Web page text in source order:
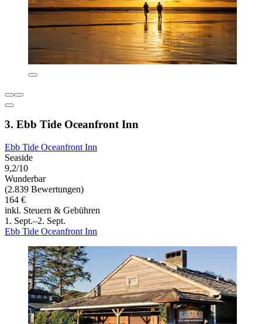
3. Ebb Tide Oceanfront Inn
Ebb Tide Oceanfront Inn
Seaside
9,2/10
Wunderbar
(2.839 Bewertungen)
164 €
inkl. Steuern & Gebühren
1. Sept.–2. Sept.
Ebb Tide Oceanfront Inn